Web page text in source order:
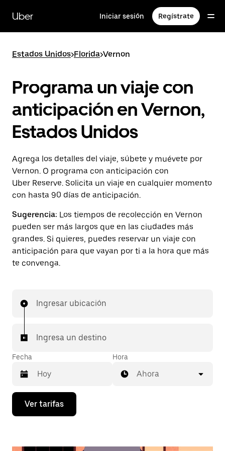
contenido
principal
Uber Iniciar sesión Regístrate
Estados Unidos>Florida>Vernon
Programa un viaje con
anticipación en Vernon,
Estados Unidos
Agrega los detalles del viaje, súbete y muévete por
Vernon. O programa con anticipación con
Uber Reserve. Solicita un viaje en cualquier momento
con hasta 90 días de anticipación.
Sugerencia: Los tiempos de recolección en Vernon
pueden ser más largos que en las ciudades más
grandes. Si quieres, puedes reservar un viaje con
anticipación para que vayan por ti a la hora que más
te convenga.
Ingresar ubicación
Ingresa un destino
Fecha
Presiona
flecha
Hora
Ahora
Ver tarifas